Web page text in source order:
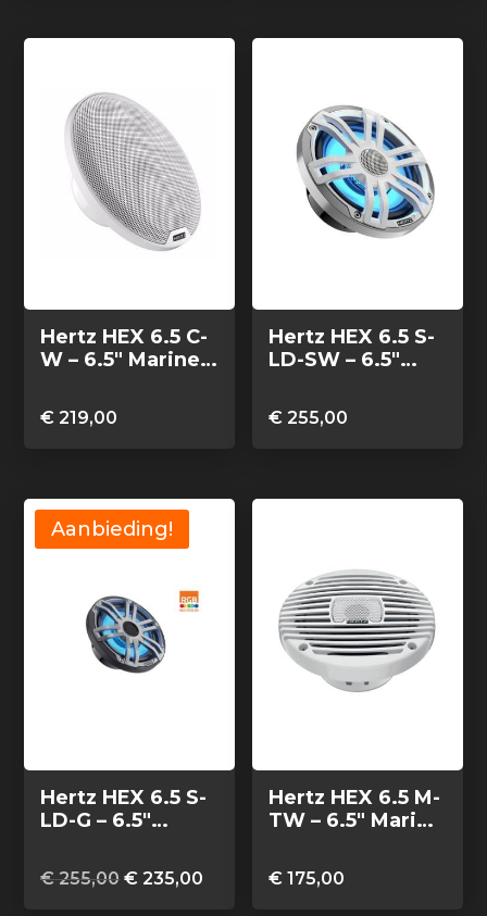
Hertz HEX 6.5 C-
W – 6.5″ Marine
speakers wit, set
van 2
€ 219,00
Hertz HEX 6.5 S-
LD-SW – 6.5″
coax speakers
wit zilver RGB
€ 255,00
Aanbieding!
Hertz HEX 6.5 S-
LD-G – 6.5″
coax speakers
grijs RGB LED,
€255,00 Oorspronkelijke
€ 235,00 Huidige
Hertz HEX 6.5 M-
TW – 6.5″ Marine
wit, set van 2
€ 175,00